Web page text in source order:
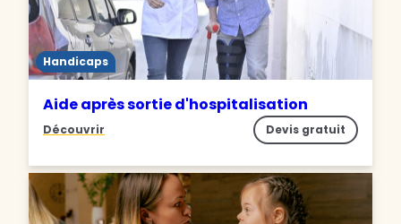
Handicaps
Aide après sortie d'hospitalisation
Découvrir Devis gratuit